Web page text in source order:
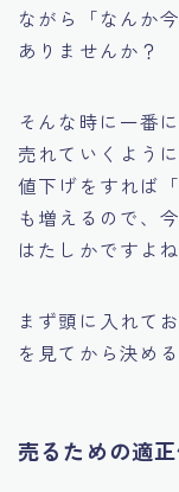
ながら
「なんか
ありませんか？
そんな時に一番
売れていくよう
値下げをすれば
も増えるので、
はたしかですよね
まず頭に入れて
を見てから決める
売るための適